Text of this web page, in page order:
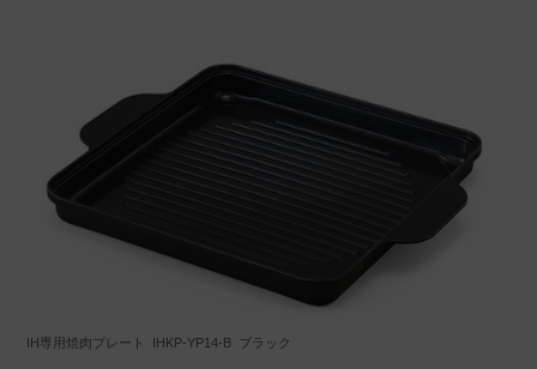
IH専用焼肉プレート IHKP-YP14-B ブラック